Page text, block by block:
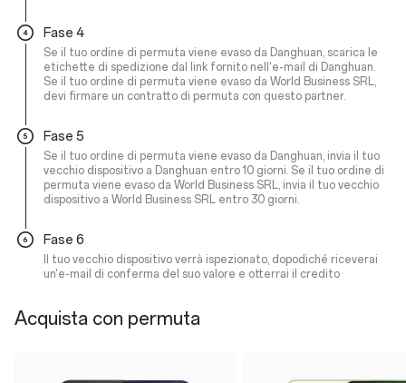
Fase 4
Se il tuo ordine di permuta viene evaso da Danghuan, scarica le
etichette di spedizione dal link fornito nell'e-mail di Danghuan.
Se il tuo ordine di permuta viene evaso da World Business SRL,
devi firmare un contratto di permuta con questo partner.
Fase 5
Se il tuo ordine di permuta viene evaso da Danghuan, invia il tuo
vecchio dispositivo a Danghuan entro 10 giorni. Se il tuo ordine di
permuta viene evaso da World Business SRL, invia il tuo vecchio
dispositivo a World Business SRL entro 30 giorni.
Fase 6
Il tuo vecchio dispositivo verrà ispezionato, dopodiché riceverai
un'e-mail di conferma del suo valore e otterrai il credito
Acquista con permuta